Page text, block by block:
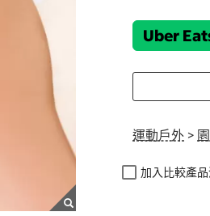
Uber
運動戶外 >
加入比較產